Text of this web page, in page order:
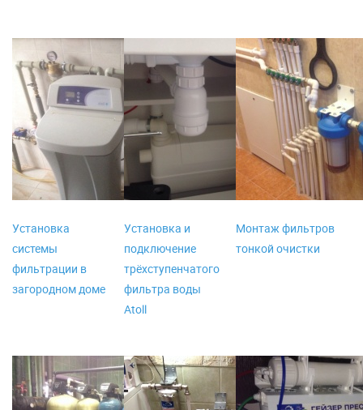
Установка
системы
фильтрации в
загородном доме
Установка и
подключение
трёхступенчатого
фильтра воды
Atoll
Монтаж фильтров
тонкой очистки